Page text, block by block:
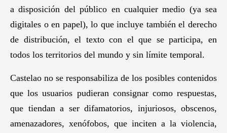
a disposición del público en cualquier medio (ya sea
digitales o en papel), lo que incluye también el derecho
de distribución, el texto con el que se participa, en
todos los territorios del mundo y sin límite temporal.
Castelao no se responsabiliza de los posibles contenidos
que los usuarios pudieran consignar como respuestas,
que tiendan a ser difamatorios, injuriosos, obscenos,
amenazadores, xenófobos, que inciten a la violencia,